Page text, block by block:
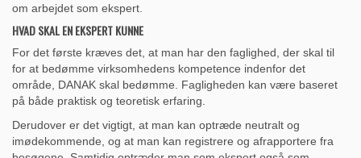
om arbejdet som ekspert.
HVAD SKAL EN EKSPERT KUNNE
For det første kræves det, at man har den faglighed, der skal til
for at bedømme virksomhedens kompetence indenfor det
område, DANAK skal bedømme. Fagligheden kan være baseret
på både praktisk og teoretisk erfaring.
Derudover er det vigtigt, at man kan optræde neutralt og
imødekommende, og at man kan registrere og afrapportere fra